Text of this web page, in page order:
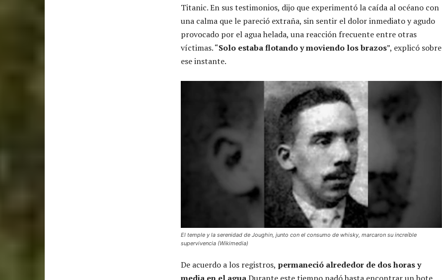
Titanic. En sus testimonios, dijo que experimentó la caída al océano con
una calma que le pareció extraña, sin sentir el dolor inmediato y agudo
provocado por el agua helada, una reacción frecuente entre otras
víctimas. “Solo estaba flotando y moviendo los brazos”, explicó sobre
ese instante.
El temple y la serenidad de Joughin, junto con el consumo de whisky, marcaron su increíble
supervivencia (Wikimedia)
De acuerdo a los registros, permaneció alrededor de dos horas y